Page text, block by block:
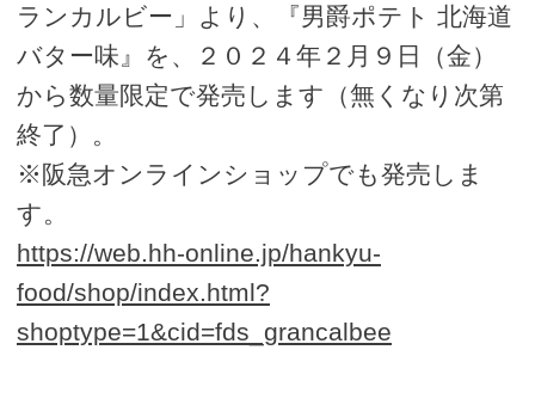
ランカルビー」より、『男爵ポテト 北海道
バター味』を、２０２４年２月９日（金）
から数量限定で発売します（無くなり次第
終了）。
※阪急オンラインショップでも発売しま
す。
https://web.hh-online.jp/hankyu-
food/shop/index.html?
shoptype=1&cid=fds_grancalbee